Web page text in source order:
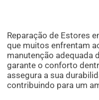
Reparação de Estores
que muitos enfrentam
manutenção adequada
garante o conforto
assegura a sua
contribuindo para um